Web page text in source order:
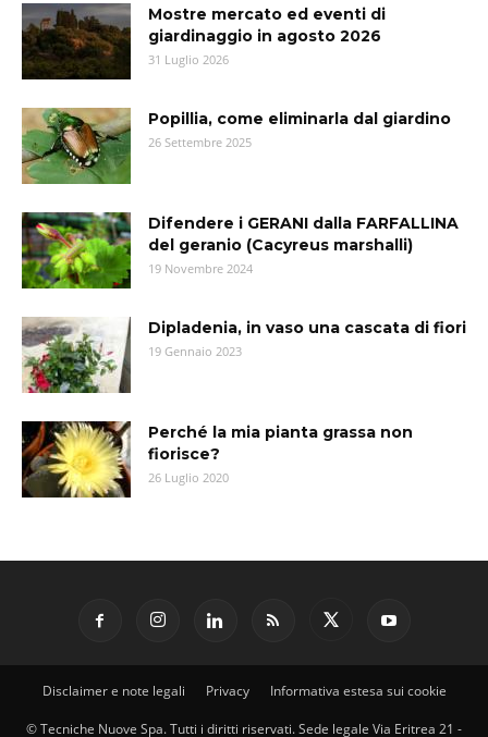
Mostre mercato ed eventi di
giardinaggio in agosto 2026
31 Luglio 2026
Popillia, come eliminarla dal giardino
26 Settembre 2025
Difendere i GERANI dalla FARFALLINA
del geranio (Cacyreus marshalli)
19 Novembre 2024
Dipladenia, in vaso una cascata di fiori
19 Gennaio 2023
Perché la mia pianta grassa non
fiorisce?
26 Luglio 2020
Disclaimer e note legali Privacy Informativa estesa sui cookie
© Tecniche Nuove Spa. Tutti i diritti riservati. Sede legale Via Eritrea 21 -